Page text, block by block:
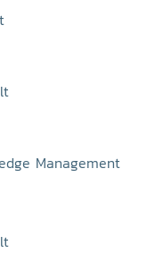
Management